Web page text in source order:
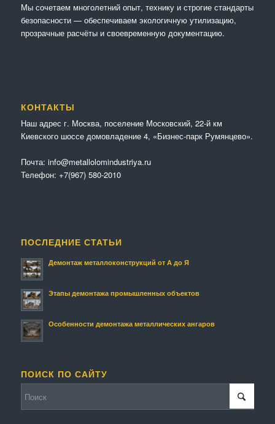
Мы сочетaем многолетний опыт, технику и строгие стандарты
безопасности — обеспечиваем экологичную утилизацию,
прозрачные расчёты и своевременную документацию.
КОНТАКТЫ
Наш адрес г. Москва, поселение Московский, 22-й км
Киевского шоссе домовладение 4, «Бизнес-парк Румянцево».
Почта: info@metallolomindustriya.ru
Телефон: +7(967) 580-2010
ПОСЛЕДНИЕ СТАТЬИ
Демонтаж металлоконструкций от А до Я
Этапы демонтажа промышленных объектов
Особенности демонтажа металлических ангаров
ПОИСК ПО САЙТУ